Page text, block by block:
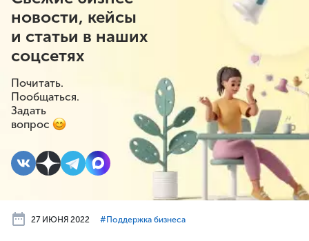
новости, кейсы
и статьи в наших
соцсетях
Почитать.
Пообщаться.
Задать
вопрос
27 ИЮНЯ 2022 #⁣Поддержка бизнеса